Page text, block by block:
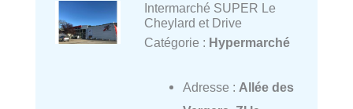
Intermarché SUPER Le
Cheylard et Drive
Catégorie : Hypermarché
Adresse : Allée des